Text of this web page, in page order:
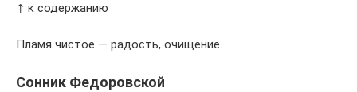
↑ к содержанию
Пламя чистое — радость, очищение.
Сонник Федоровской